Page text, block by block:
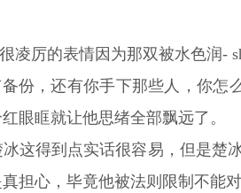
凌厉的表情因为那双被水色润-
份，还有你手下那些人，你怎
眼眶就让他思绪全部飘远了。
这得到点实话很容易，但是楚
担心，毕竟他被法则限制不能对